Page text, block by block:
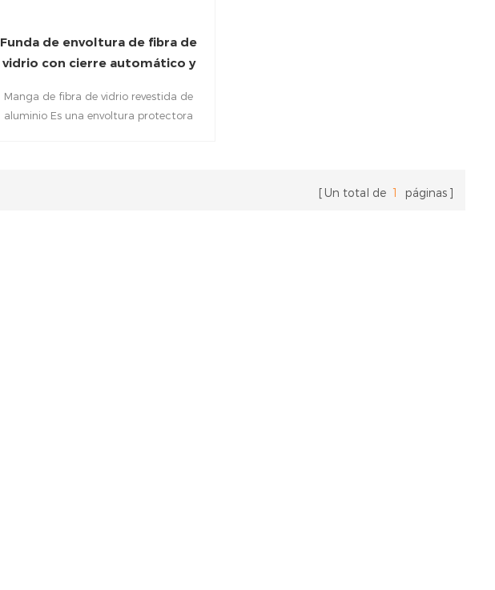
Funda de envoltura de fibra de
vidrio con cierre automático y
Manga de fibra de vidrio revestida de
aluminio Es una envoltura protectora
Un total de 1 páginas